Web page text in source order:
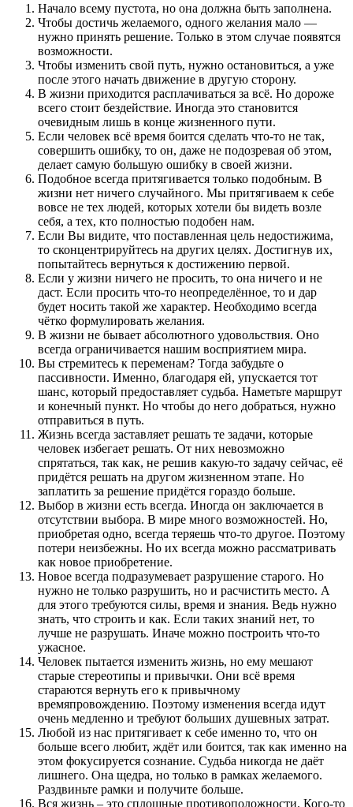
Начало всему пустота, но она должна быть заполнена.
Чтобы достичь желаемого, одного желания мало —
нужно принять решение. Только в этом случае появятся
возможности.
Чтобы изменить свой путь, нужно остановиться, а уже
после этого начать движение в другую сторону.
В жизни приходится расплачиваться за всё. Но дороже
всего стоит бездействие. Иногда это становится
очевидным лишь в конце жизненного пути.
Если человек всё время боится сделать что-то не так,
совершить ошибку, то он, даже не подозревая об этом,
делает самую большую ошибку в своей жизни.
Подобное всегда притягивается только подобным. В
жизни нет ничего случайного. Мы притягиваем к себе
вовсе не тех людей, которых хотели бы видеть возле
себя, а тех, кто полностью подобен нам.
Если Вы видите, что поставленная цель недостижима,
то сконцентрируйтесь на других целях. Достигнув их,
попытайтесь вернуться к достижению первой.
Если у жизни ничего не просить, то она ничего и не
даст. Если просить что-то неопределённое, то и дар
будет носить такой же характер. Необходимо всегда
чётко формулировать желания.
В жизни не бывает абсолютного удовольствия. Оно
всегда ограничивается нашим восприятием мира.
Вы стремитесь к переменам? Тогда забудьте о
пассивности. Именно, благодаря ей, упускается тот
шанс, который предоставляет судьба. Наметьте маршрут
и конечный пункт. Но чтобы до него добраться, нужно
отправиться в путь.
Жизнь всегда заставляет решать те задачи, которые
человек избегает решать. От них невозможно
спрятаться, так как, не решив какую-то задачу сейчас, её
придётся решать на другом жизненном этапе. Но
заплатить за решение придётся гораздо больше.
Выбор в жизни есть всегда. Иногда он заключается в
отсутствии выбора. В мире много возможностей. Но,
приобретая одно, всегда теряешь что-то другое. Поэтому
потери неизбежны. Но их всегда можно рассматривать
как новое приобретение.
Новое всегда подразумевает разрушение старого. Но
нужно не только разрушить, но и расчистить место. А
для этого требуются силы, время и знания. Ведь нужно
знать, что строить и как. Если таких знаний нет, то
лучше не разрушать. Иначе можно построить что-то
ужасное.
Человек пытается изменить жизнь, но ему мешают
старые стереотипы и привычки. Они всё время
стараются вернуть его к привычному
времяпровождению. Поэтому изменения всегда идут
очень медленно и требуют больших душевных затрат.
Любой из нас притягивает к себе именно то, что он
больше всего любит, ждёт или боится, так как именно на
этом фокусируется сознание. Судьба никогда не даёт
лишнего. Она щедра, но только в рамках желаемого.
Раздвиньте рамки и получите больше.
Вся жизнь – это сплошные противоположности. Кого-то